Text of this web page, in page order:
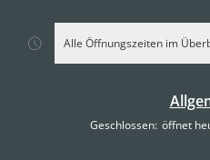
Alle Öffnungszeiten im
Klicken, um weitere
Geschlossen: öffnet